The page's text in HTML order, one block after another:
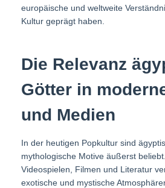
europäische und weltweite
Kultur geprägt haben.
Die Relevanz
Götter in
und Medien
In der heutigen Popkultur sind
mythologische Motive äußerst
Videospielen, Filmen und Literatur
exotische und mystische